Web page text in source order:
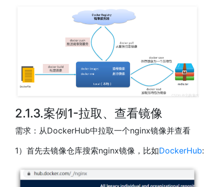
2.1.3.案例1-拉取、查看镜像
需求：从DockerHub中拉取一个nginx镜像并查看
1）首先去镜像仓库搜索nginx镜像，比如DockerHub: